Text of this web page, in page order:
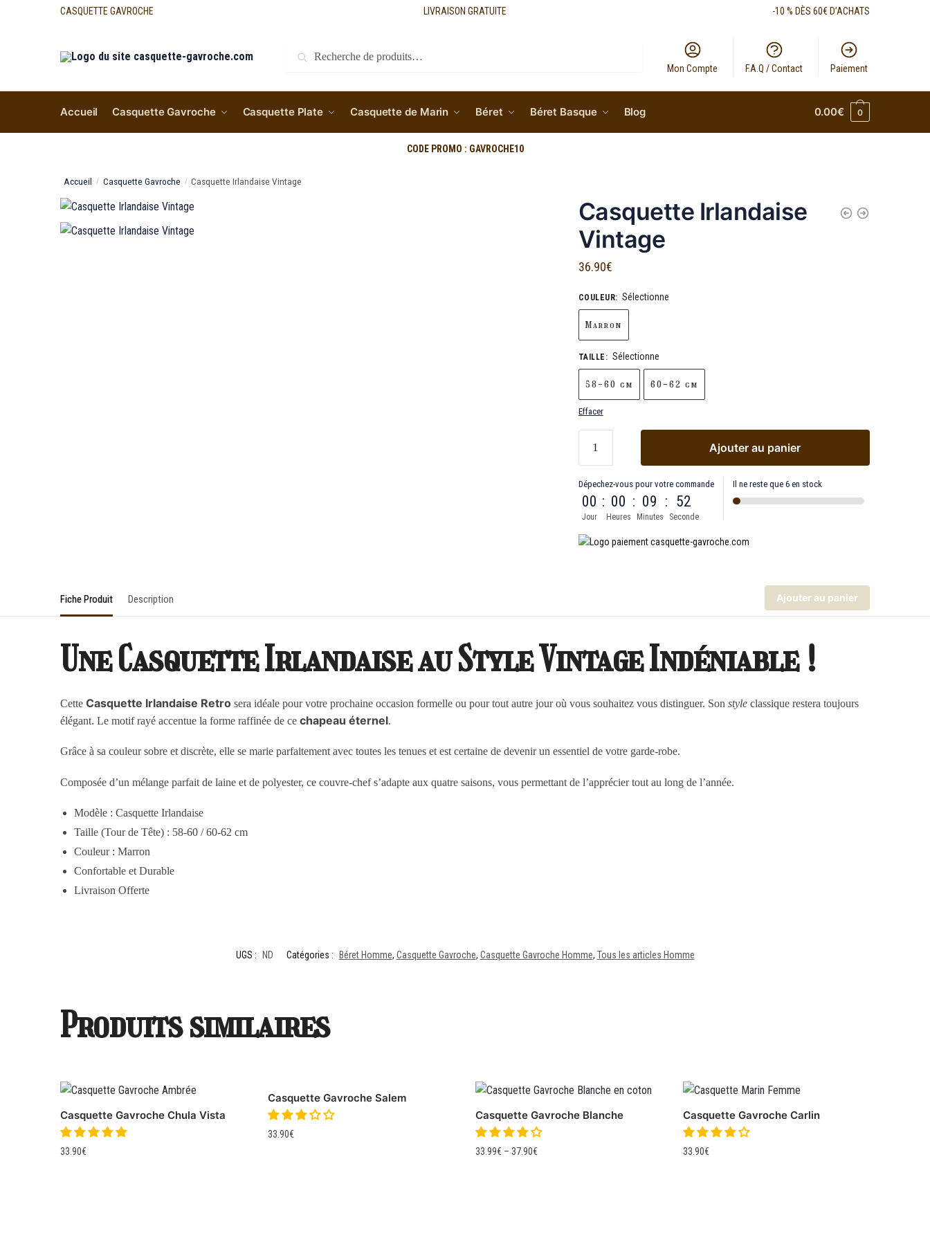
CASQUETTE GAVROCHE LIVRAISON GRATUITE -10 % DÈS 60€ D’ACHATS
Recherche
Mon Compte F.A.Q / Contact Paiement
Accueil Casquette Gavroche Casquette Plate Casquette de Marin Béret Béret Basque Blog 0.00€ 0
CODE PROMO : GAVROCHE10
Accueil / Casquette Gavroche / Casquette Irlandaise Vintage
Casquette Irlandaise
Vintage
36.90€
COULEUR: Sélectionne
Marron
TAILLE : Sélectionne
58-60 cm 60-62 cm
Effacer
Ajouter au panier
Dépechez-vous pour votre commande
00
Jour
: 00
Heures
: 09
Minutes
: 51
Seconde
Il ne reste que 6 en stock
Fiche Produit Description Ajouter au panier
Une Casquette Irlandaise au Style Vintage Indéniable !
CetteCasquette Irlandaise Retro sera idéale pour votre prochaine occasion formelle ou pour tout autre jour où vous souhaitez vous distinguer. Sonstyle classique restera toujours
élégant. Le motif rayé accentue la forme raffinée de cechapeau éternel.
Grâce à sa couleur sobre et discrète, elle se marie parfaitement avec toutes les tenues et est certaine de devenir un essentiel de votre garde-robe.
Composée d’un mélange parfait de laine et de polyester, ce couvre-chef s’adapte aux quatre saisons, vous permettant de l’apprécier tout au long de l’année.
Modèle : Casquette Irlandaise
Taille (Tour de Tête) : 58-60 / 60-62 cm
Couleur : Marron
Confortable et Durable
Livraison Offerte
UGS : ND Catégories : Béret Homme, Casquette Gavroche, Casquette Gavroche Homme, Tous les articles Homme
Produits similaires
Casquette Gavroche Chula Vista
33.90€
Casquette Gavroche Salem
33.90€
Casquette Gavroche Blanche
33.99€– 37.90€
Casquette Gavroche Carlin
33.90€